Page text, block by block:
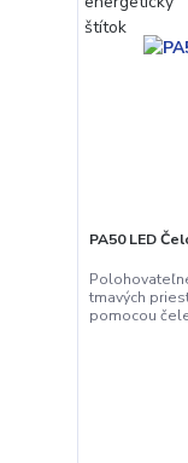
PA50 LED
tmavých
pomocou